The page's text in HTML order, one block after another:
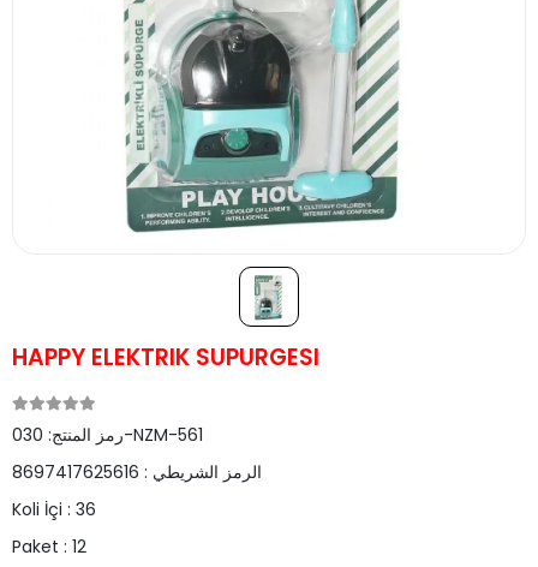
HAPPY ELEKTRIK SUPURGESI
رمز المنتج:030-NZM-561
الرمز الشريطي : 8697417625616
Koli İçi : 36
Paket : 12